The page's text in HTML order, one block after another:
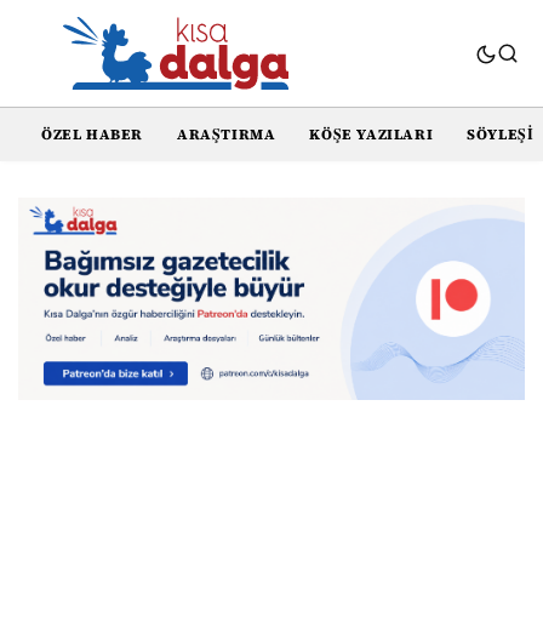
ÖZEL HABER ARAŞTIRMA KÖŞE YAZILARI SÖYLEŞI